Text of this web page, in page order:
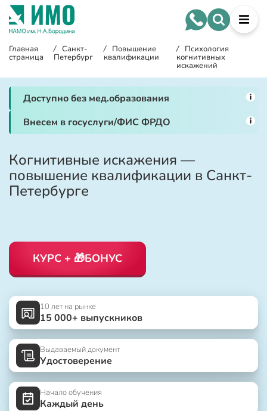
Главная
страница
/ Санкт-
Петербург
/ Повышение
квалификации
/ Психология
когнитивных
искажений
Доступно без мед.образования i
Внесем в госуслуги/ФИС ФРДО i
Когнитивные искажения —
повышение квалификации в Санкт-
Петербурге
КУРС + 🎁БОНУС
10 лет на рынке
15 000+ выпускников
Выдаваемый документ
Удостоверение
Начало обучения
Каждый день